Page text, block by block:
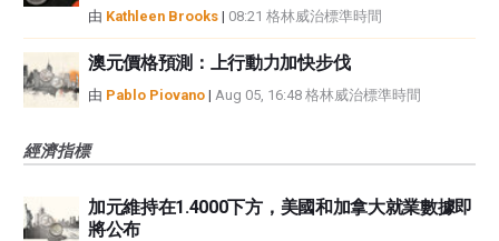
由 Kathleen Brooks | 08:21 格林威治標準時間
澳元價格預測：上行動力加快步伐
由 Pablo Piovano | Aug 05, 16:48 格林威治標準時間
經濟指標
加元維持在1.4000下方，美國和加拿大就業數據即
將公布